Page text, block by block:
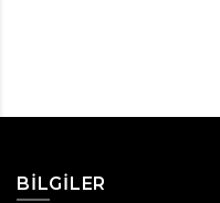
BILGILER